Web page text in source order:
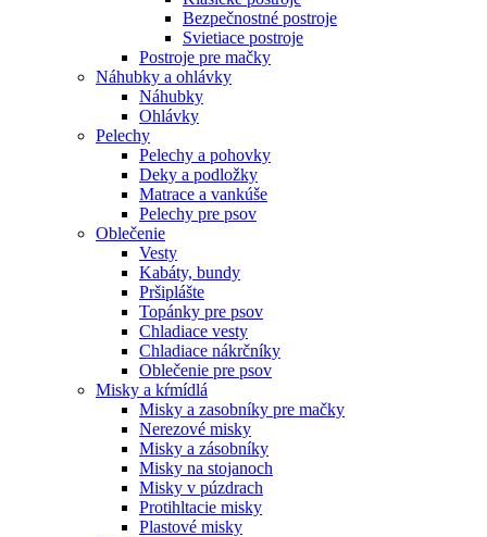
Bezpečnostné postroje
Svietiace postroje
Postroje pre mačky
Náhubky a ohlávky
Náhubky
Ohlávky
Pelechy
Pelechy a pohovky
Deky a podložky
Matrace a vankúše
Pelechy pre psov
Oblečenie
Vesty
Kabáty, bundy
Pršiplášte
Topánky pre psov
Chladiace vesty
Chladiace nákrčníky
Oblečenie pre psov
Misky a kŕmídlá
Misky a zasobníky pre mačky
Nerezové misky
Misky a zásobníky
Misky na stojanoch
Misky v púzdrach
Protihltacie misky
Plastové misky